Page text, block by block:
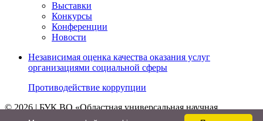
Выставки
Конкурсы
Конференции
Новости
Независимая оценка качества оказания услуг
организациями социальной сферы
Противодействие коррупции
© 2026 | БУК ВО «Областная универсальная научная
библиотека»